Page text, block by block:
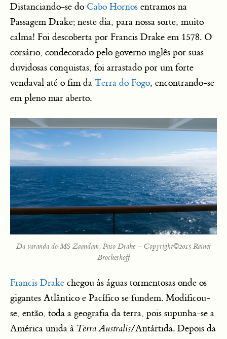
Distanciando-se do Cabo Hornos entramos na
Passagem Drake; neste dia, para nossa sorte, muito
calma! Foi descoberta por Francis Drake em 1578. O
corsário, condecorado pelo governo inglês por suas
duvidosas conquistas, foi arrastado por um forte
vendaval até o fim da Terra do Fogo, encontrando-se
em pleno mar aberto.
Da varanda do MS Zaandam, Paso Drake – Copyright©2015 Rainer
Brockerhoff
Francis Drake chegou às águas tormentosas onde os
gigantes Atlântico e Pacífico se fundem. Modificou-
se, então, toda a geografia da terra, pois supunha-se a
América unida à Terra Australis/Antártida. Depois da